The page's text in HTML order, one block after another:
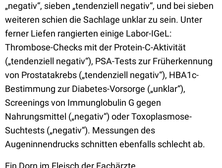
„negativ“, sieben „tendenziell negativ“, und bei sieben
weiteren schien die Sachlage unklar zu sein. Unter
ferner Liefen rangierten einige Labor-IGeL:
Thrombose-Checks mit der Protein-C-Aktivität
(„tendenziell negativ“), PSA-Tests zur Früherkennung
von Prostatakrebs („tendenziell negativ“), HBA1c-
Bestimmung zur Diabetes-Vorsorge („unklar“),
Screenings von Immunglobulin G gegen
Nahrungsmittel („negativ“) oder Toxoplasmose-
Suchtests („negativ“). Messungen des
Augeninnendrucks schnitten ebenfalls schlecht ab.
Ein Dorn im Fleisch der Fachärzte